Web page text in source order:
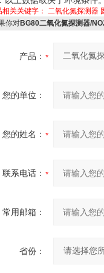
相关关键字： 二氧化氮探测器
对BG80二氧化氮探测器/
产品：
您的单位：
您的姓名：
联系电话：
常用邮箱：
省份：